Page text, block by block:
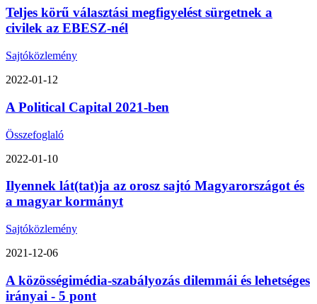
Teljes körű választási megfigyelést sürgetnek a
civilek az EBESZ-nél
Sajtóközlemény
2022-01-12
A Political Capital 2021-ben
Összefoglaló
2022-01-10
Ilyennek lát(tat)ja az orosz sajtó Magyarországot és
a magyar kormányt
Sajtóközlemény
2021-12-06
A közösségimédia-szabályozás dilemmái és lehetséges
irányai - 5 pont